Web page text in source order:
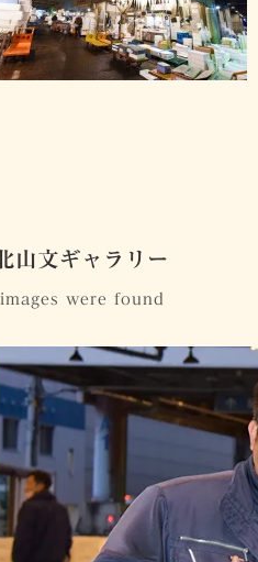
山文ギャラリー
were found